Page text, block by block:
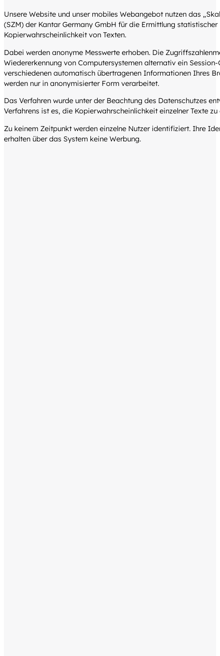
Unsere Website und unser mobiles Webangebot nutzen das
(SZM) der Kantar Germany GmbH für die Ermittlung
Kopierwahrscheinlichkeit von Texten.
Dabei werden anonyme Messwerte erhoben. Die
Wiedererkennung von Computersystemen alternativ ein
verschiedenen automatisch übertragenen Informationen Ihres
werden nur in anonymisierter Form verarbeitet.
Das Verfahren wurde unter der Beachtung des Datenschutzes
Verfahrens ist es, die Kopierwahrscheinlichkeit einzelner Texte zu
Zu keinem Zeitpunkt werden einzelne Nutzer identifiziert. Ihre
erhalten über das System keine Werbung.